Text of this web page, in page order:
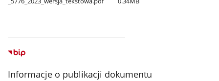
Informacje o publikacji dokumentu